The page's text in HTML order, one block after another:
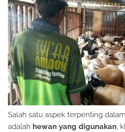
Salah satu aspek terpenting
adalah hewan yang digunakan,